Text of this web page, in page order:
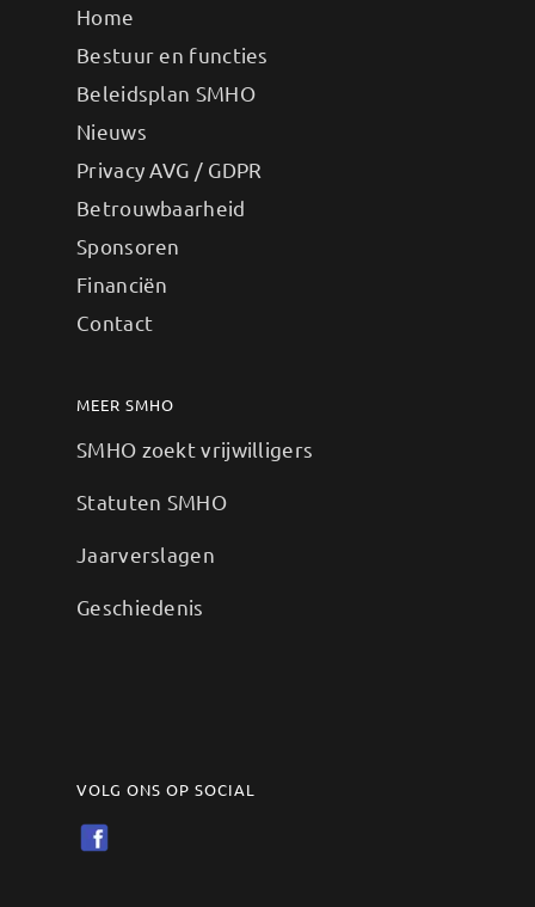
Home
Bestuur en functies
Beleidsplan SMHO
Nieuws
Privacy AVG / GDPR
Betrouwbaarheid
Sponsoren
Financiën
Contact
MEER SMHO
SMHO zoekt vrijwilligers
Statuten SMHO
Jaarverslagen
Geschiedenis
VOLG ONS OP SOCIAL